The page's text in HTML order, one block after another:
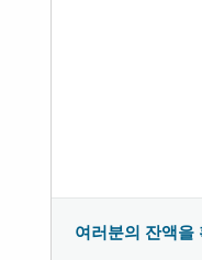
여러분의 잔액을